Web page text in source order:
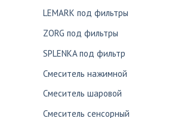
LEMARK под фильтры
ZORG под фильтры
SPLENKA под фильтр
Смеситель нажимной
Смеситель шаровой
Смеситель сенсорный